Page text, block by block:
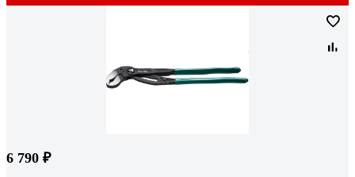
6 790 ₽